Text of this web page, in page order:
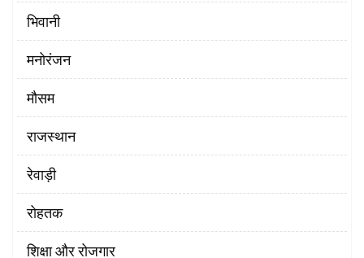
भिवानी
मनोरंजन
मौसम
राजस्थान
रेवाड़ी
रोहतक
शिक्षा और रोजगार